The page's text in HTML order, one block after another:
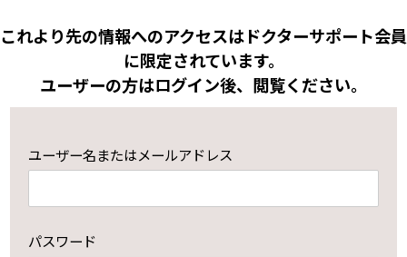
これより先の情報へのアクセスはドクターサポート会員
に限定されています。
ユーザーの方はログイン後、閲覧ください。
ユーザー名またはメールアドレス
パスワード